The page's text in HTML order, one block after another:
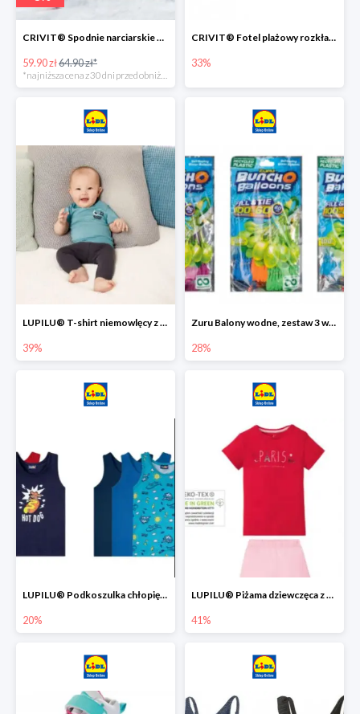
CRIVIT® Spodnie narciarskie dziewczęce
59.90 zł64.90 zł*
*najniższa cena z 30 dni przed obniżką
CRIVIT® Fotel plażowy rozkładany / Brodzik dziecięcy
33%
LUPILU® T-shirt niemowlęcy z biobawełny -39%
39%
Zuru Balony wodne, zestaw 3 wiązek -28%
28%
LUPILU® Podkoszulka chłopięca z bawełny -20%
20%
LUPILU® Piżama dziewczęca z bawełny -41%
41%